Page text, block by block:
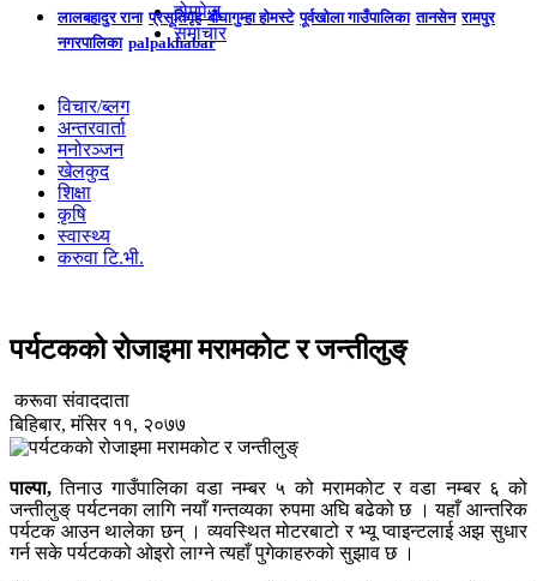
लालबहादुर राना प्रसूतिगृह बौघागुम्हा होमस्टे पूर्वखोला गाउँपालिका तानसेन रामपुर
नगरपालिका palpakhabar
होमपेज
समाचार
विचार/ब्लग
अन्तरवार्ता
मनोरञ्जन
खेलकुद
शिक्षा
कृषि
स्वास्थ्य
करुवा टि.भी.
पर्यटकको रोजाइमा मरामकोट र जन्तीलुङ्
करूवा संवाददाता
बिहिबार, मंसिर ११, २०७७
पाल्पा, तिनाउ गाउँपालिका वडा नम्बर ५ को मरामकोट र वडा नम्बर ६ को
जन्तीलुङ् पर्यटनका लागि नयाँ गन्तव्यका रुपमा अघि बढेको छ । यहाँ आन्तरिक
पर्यटक आउन थालेका छन् । व्यवस्थित मोटरबाटो र भ्यू प्वाइन्टलाई अझ सुधार
गर्न सके पर्यटकको ओइरो लाग्ने त्यहाँ पुगेकाहरुको सुझाव छ ।